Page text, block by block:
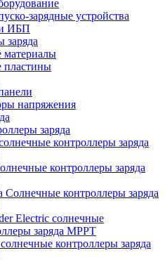
зарядные устройства
ИБП
заряда
пластины
напряжения
заряда
контроллеры заряда
контроллеры заряда
Солнечные контроллеры заряда
Electric солнечные
заряда MPPT
контроллеры заряда